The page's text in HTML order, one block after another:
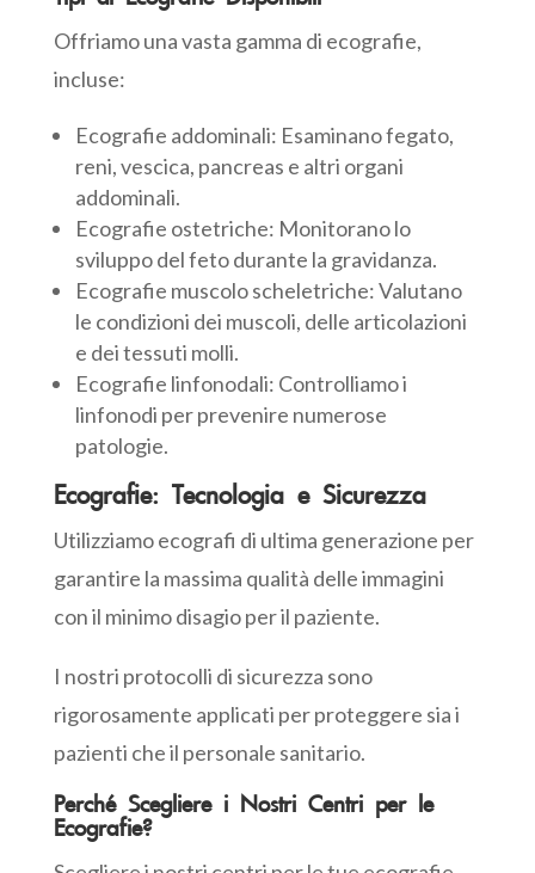
Offriamo una vasta gamma di ecografie,
incluse:
Ecografie addominali: Esaminano fegato,
reni, vescica, pancreas e altri organi
addominali.
Ecografie ostetriche: Monitorano lo
sviluppo del feto durante la gravidanza.
Ecografie muscolo scheletriche: Valutano
le condizioni dei muscoli, delle articolazioni
e dei tessuti molli.
Ecografie linfonodali: Controlliamo i
linfonodi per prevenire numerose
patologie.
Ecografie: Tecnologia e Sicurezza
Utilizziamo ecografi di ultima generazione per
garantire la massima qualità delle immagini
con il minimo disagio per il paziente.
I nostri protocolli di sicurezza sono
rigorosamente applicati per proteggere sia i
pazienti che il personale sanitario.
Perché Scegliere i Nostri Centri per le
Ecografie?